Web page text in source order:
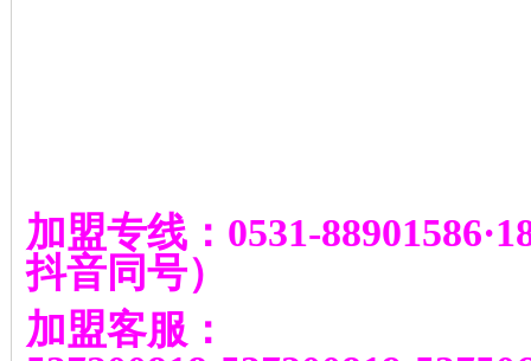
加盟专线： 0531-88901586·
抖音同号）
加盟客服：